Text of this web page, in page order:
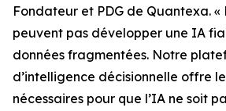
Fondateur et PDG de Quantexa. «
peuvent pas développer une IA
données fragmentées. Notre
d’intelligence décisionnelle offre
nécessaires pour que l’IA ne soit